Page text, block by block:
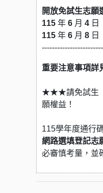
開放免試生志願
115 年 6 月 4 日
115 年 6 月 8 日
重要注意事項詳
★★★請免試生【
願權益！
115學年度通行
網路選填登記志
必審慎考量，並